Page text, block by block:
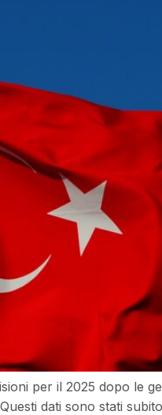
per il 2025 dopo le
dati sono stati